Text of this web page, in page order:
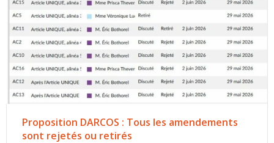
Proposition DARCOS : Tous les amendements
sont rejetés ou retirés